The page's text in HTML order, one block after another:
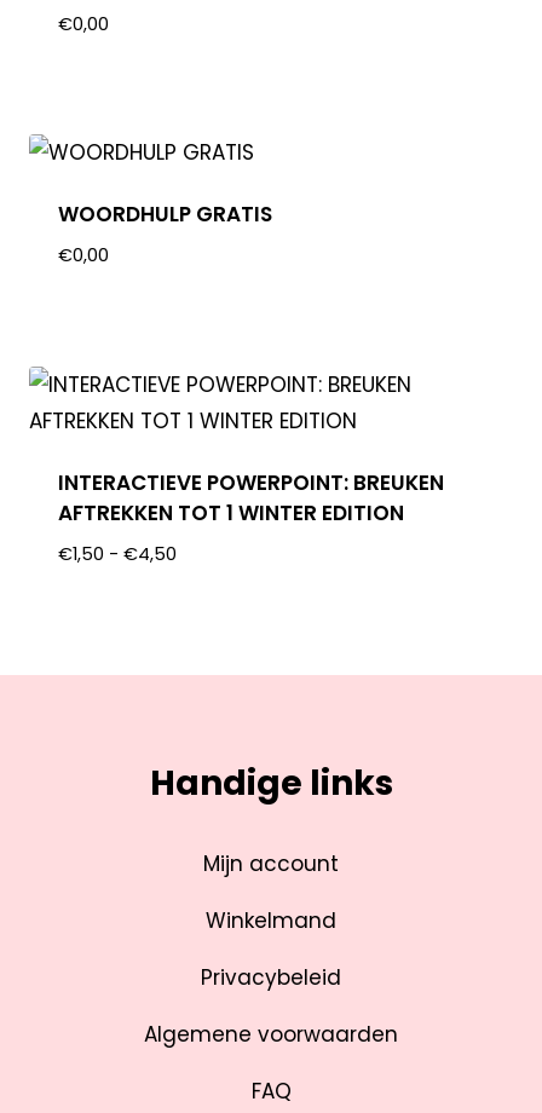
€0,00
WOORDHULP GRATIS
€0,00
INTERACTIEVE POWERPOINT: BREUKEN
AFTREKKEN TOT 1 WINTER EDITION
€1,50 - €4,50
Handige links
Mijn account
Winkelmand
Privacybeleid
Algemene voorwaarden
FAQ